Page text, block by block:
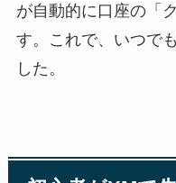
が自動的に口座の「
す。これで、いつで
した。